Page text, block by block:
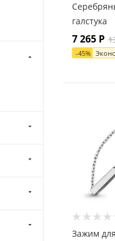
галстука
7 265 Р
-45%
Зажим